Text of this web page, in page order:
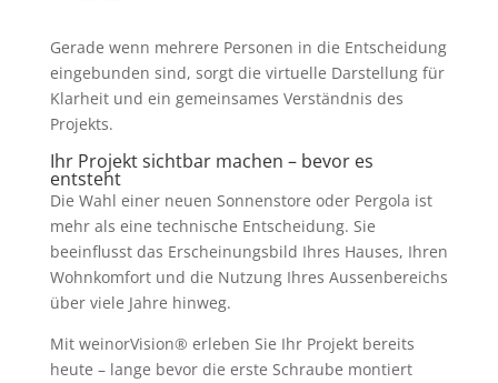
Gerade wenn mehrere Personen in die Entscheidung
eingebunden sind, sorgt die virtuelle Darstellung für
Klarheit und ein gemeinsames Verständnis des
Projekts.
Ihr Projekt sichtbar machen – bevor es
entsteht
Die Wahl einer neuen Sonnenstore oder Pergola ist
mehr als eine technische Entscheidung. Sie
beeinflusst das Erscheinungsbild Ihres Hauses, Ihren
Wohnkomfort und die Nutzung Ihres Aussenbereichs
über viele Jahre hinweg.
Mit weinorVision® erleben Sie Ihr Projekt bereits
heute – lange bevor die erste Schraube montiert